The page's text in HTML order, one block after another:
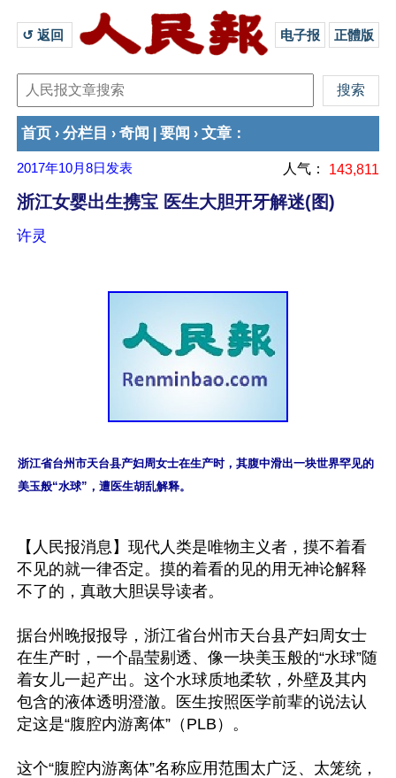
↺ 返回 电子报 正體版
首页 › 分栏目 › 奇闻 要闻 › 文章 ：
2017年10月8日 发表 人气： 143,811
浙江女婴出生携宝 医生大胆开牙解迷(图)
许灵
浙江省台州市天台县产妇周女士在生产时，其腹中滑出一块世界罕见的
美玉般“水球”，遭医生胡乱解释。
【人民报消息】现代人类是唯物主义者，摸不着看
不见的就一律否定。摸的着看的见的用无神论解释
不了的，真敢大胆误导读者。
据台州晚报报导，浙江省台州市天台县产妇周女士
在生产时，一个晶莹剔透、像一块美玉般的“水球”随
着女儿一起产出。这个水球质地柔软，外壁及其内
包含的液体透明澄澈。医生按照医学前辈的说法认
定这是“腹腔内游离体”（PLB）。
这个“腹腔内游离体”名称应用范围太广泛、太笼统，